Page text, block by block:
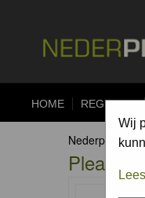
HOME REGISTER
Wij
Nederpix.nl
Please